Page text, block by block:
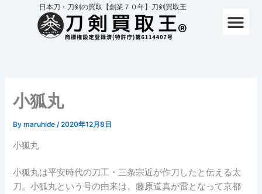
日本刀・刀剣の買取【創業７０年】刀剣買取王
小狐丸
Bymaruhide/2020年12月8日
小狐丸
小狐丸は平安時代の刀工・三条宗近が作刀したと伝える太
刀。小狐丸という号の由来は、藤原道真が雷となって京都